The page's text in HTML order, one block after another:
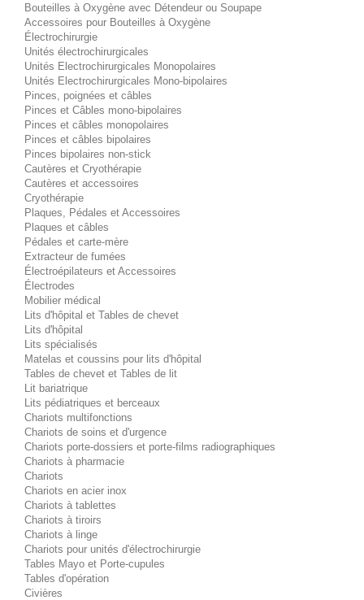
Bouteilles à Oxygène avec Détendeur ou Soupape
Accessoires pour Bouteilles à Oxygène
Électrochirurgie
Unités électrochirurgicales
Unités Electrochirurgicales Monopolaires
Unités Electrochirurgicales Mono-bipolaires
Pinces, poignées et câbles
Pinces et Câbles mono-bipolaires
Pinces et câbles monopolaires
Pinces et câbles bipolaires
Pinces bipolaires non-stick
Cautères et Cryothérapie
Cautères et accessoires
Cryothérapie
Plaques, Pédales et Accessoires
Plaques et câbles
Pédales et carte-mère
Extracteur de fumées
Électroépilateurs et Accessoires
Électrodes
Mobilier médical
Lits d'hôpital et Tables de chevet
Lits d'hôpital
Lits spécialisés
Matelas et coussins pour lits d'hôpital
Tables de chevet et Tables de lit
Lit bariatrique
Lits pédiatriques et berceaux
Chariots multifonctions
Chariots de soins et d'urgence
Chariots porte-dossiers et porte-films radiographiques
Chariots à pharmacie
Chariots
Chariots en acier inox
Chariots à tablettes
Chariots à tiroirs
Chariots à linge
Chariots pour unités d'électrochirurgie
Tables Mayo et Porte-cupules
Tables d'opération
Civières